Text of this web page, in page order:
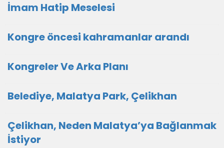
İmam Hatip Meselesi
Kongre öncesi kahramanlar arandı
Kongreler Ve Arka Planı
Belediye, Malatya Park, Çelikhan
Çelikhan, Neden Malatya’ya Bağlanmak
İstiyor